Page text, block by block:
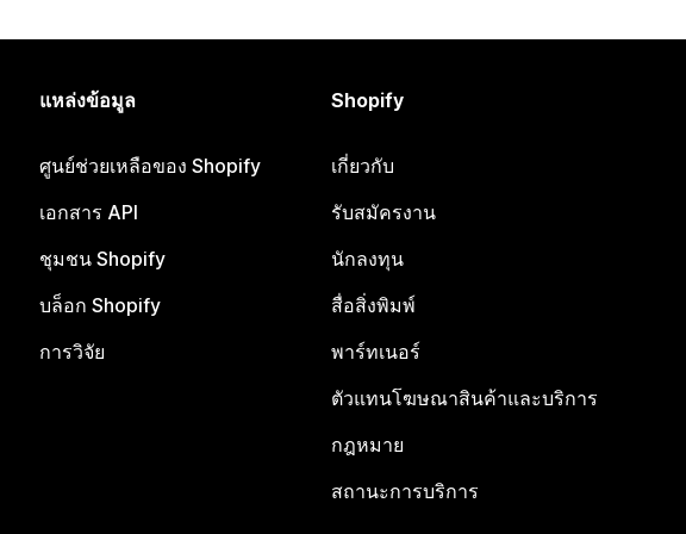
แหล่งข้อมูล
ศูนย์ช่วยเหลือของ Shopify
เอกสาร API
ชุมชน Shopify
บล็อก Shopify
การวิจัย
Shopify
เกี่ยวกับ
รับสมัครงาน
นักลงทุน
สื่อสิ่งพิมพ์
พาร์ทเนอร์
ตัวแทนโฆษณาสินค้าและบริการ
กฎหมาย
สถานะการบริการ